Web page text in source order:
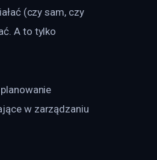
(czy sam, czy
A to tylko
w zarządzaniu